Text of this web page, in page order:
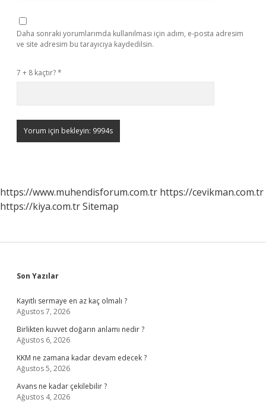
Daha sonraki yorumlarımda kullanılması için adım, e-posta adresim
ve site adresim bu tarayıcıya kaydedilsin.
7 + 8 kaçtır?*
https://www.muhendisforum.com.tr https://cevikman.com.tr
https://kiya.com.trSitemap
Sidebar
Son Yazılar
Kayıtlı sermaye en az kaç olmalı ?
Ağustos 7, 2026
Birlikten kuvvet doğarın anlamı nedir ?
Ağustos 6, 2026
KKM ne zamana kadar devam edecek ?
Ağustos 5, 2026
Avans ne kadar çekilebilir ?
Ağustos 4, 2026